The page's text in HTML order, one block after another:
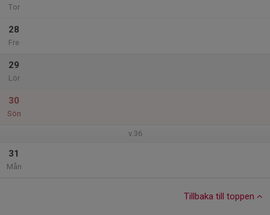
Tor
28
Fre
29
Lör
30
Sön
v.36
31
Mån
Tillbaka till toppen